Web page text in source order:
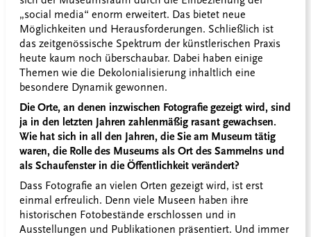
„social media“ enorm erweitert. Das bietet neue
Möglichkeiten und Herausforderungen. Schließlich ist
das zeitgenössische Spektrum der künstlerischen Praxis
heute kaum noch überschaubar. Dabei haben einige
Themen wie die Dekolonialisierung inhaltlich eine
besondere Dynamik gewonnen.
Die Orte, an denen inzwischen Fotografie gezeigt wird, sind
ja in den letzten Jahren zahlenmäßig rasant gewachsen.
Wie hat sich in all den Jahren, die Sie am Museum tätig
waren, die Rolle des Museums als Ort des Sammelns und
als Schaufenster in die Öffentlichkeit verändert?
Dass Fotografie an vielen Orten gezeigt wird, ist erst
einmal erfreulich. Denn viele Museen haben ihre
historischen Fotobestände erschlossen und in
Ausstellungen und Publikationen präsentiert. Und immer